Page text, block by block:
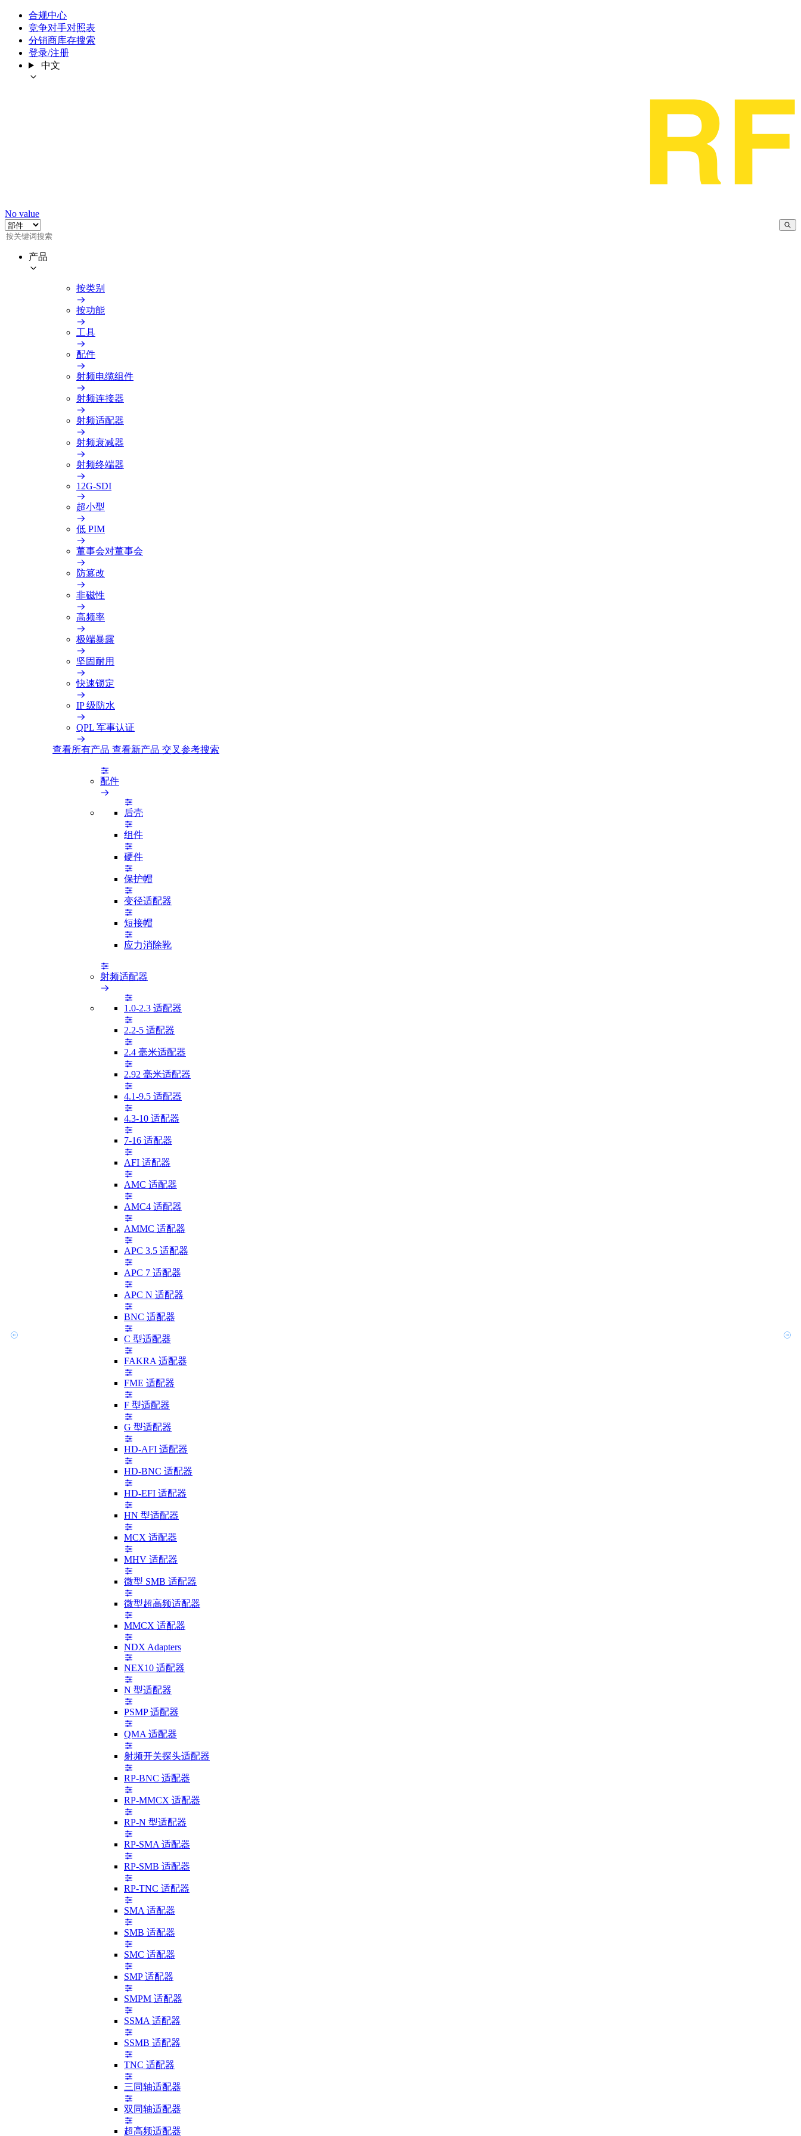
合规中心
竞争对手对照表
分销商库存搜索
登录/注册
中文
No value
产品
按类别
按功能
工具
配件
射频电缆组件
射频连接器
射频适配器
射频衰减器
射频终端器
12G-SDI
超小型
低 PIM
董事会对董事会
防篡改
非磁性
高频率
极端暴露
坚固耐用
快速锁定
IP 级防水
QPL 军事认证
查看所有产品 查看新产品 交叉参考搜索
配件
后壳
组件
硬件
保护帽
变径适配器
短接帽
应力消除靴
射频适配器
1.0-2.3 适配器
2.2-5 适配器
2.4 毫米适配器
2.92 毫米适配器
4.1-9.5 适配器
4.3-10 适配器
7-16 适配器
AFI 适配器
AMC 适配器
AMC4 适配器
AMMC 适配器
APC 3.5 适配器
APC 7 适配器
APC N 适配器
BNC 适配器
C 型适配器
FAKRA 适配器
FME 适配器
F 型适配器
G 型适配器
HD-AFI 适配器
HD-BNC 适配器
HD-EFI 适配器
HN 型适配器
MCX 适配器
MHV 适配器
微型 SMB 适配器
微型超高频适配器
MMCX 适配器
NDX Adapters
NEX10 适配器
N 型适配器
PSMP 适配器
QMA 适配器
射频开关探头适配器
RP-BNC 适配器
RP-MMCX 适配器
RP-N 型适配器
RP-SMA 适配器
RP-SMB 适配器
RP-TNC 适配器
SMA 适配器
SMB 适配器
SMC 适配器
SMP 适配器
SMPM 适配器
SSMA 适配器
SSMB 适配器
TNC 适配器
三同轴适配器
双同轴适配器
超高频适配器